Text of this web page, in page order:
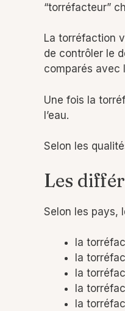
“torréfacteur”
La torréfaction
de contrôler le
comparés avec
Une fois la
l’eau.
Selon les
Les
Selon les pays,
la
la
la
la
la